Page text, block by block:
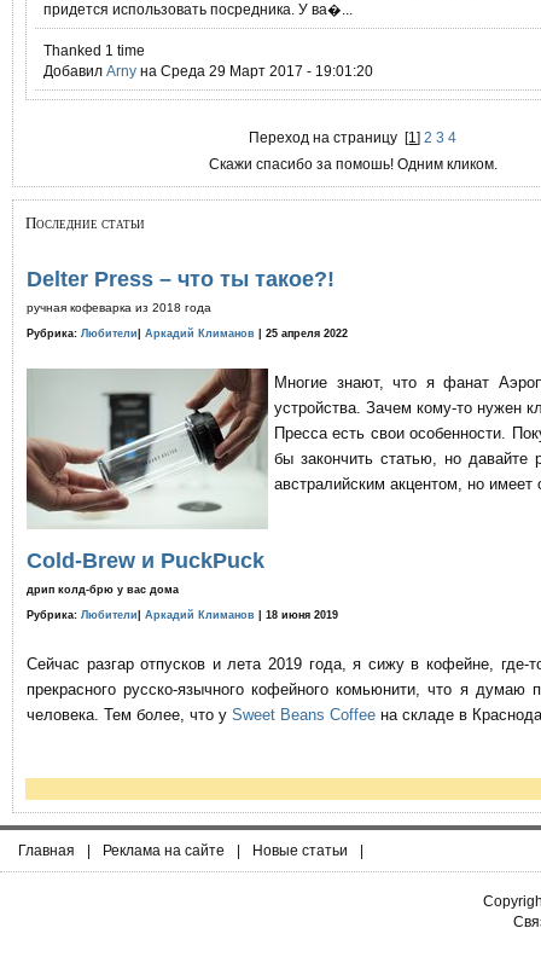
придется использовать посредника. У ва�...
Thanked 1 time
Добавил Arny на Среда 29 Март 2017 - 19:01:20
Переход на страницу[1]2 3 4
Скажи спасибо за помошь! Одним кликом.
Последние статьи
Delter Press – что ты такое?!
ручная кофеварка из 2018 года
Рубрика: Любители Аркадий Климанов | 25 апреля 2022
Многие знают, что я фанат
устройства. Зачем кому-то нужен
Пресса есть свои особенности.
бы закончить статью, но давайте
австралийским акцентом, но имеет
Cold-Brew и PuckPuck
дрип колд-брю у вас дома
Рубрика: Любители Аркадий Климанов | 18 июня 2019
Сейчас разгар отпусков и лета 2019 года, я сижу в кофейне,
прекрасного русско-язычного кофейного комьюнити, что я
человека. Тем более, что у Sweet Beans Coffee на складе в
Главная | Реклама на сайте | Новые статьи |